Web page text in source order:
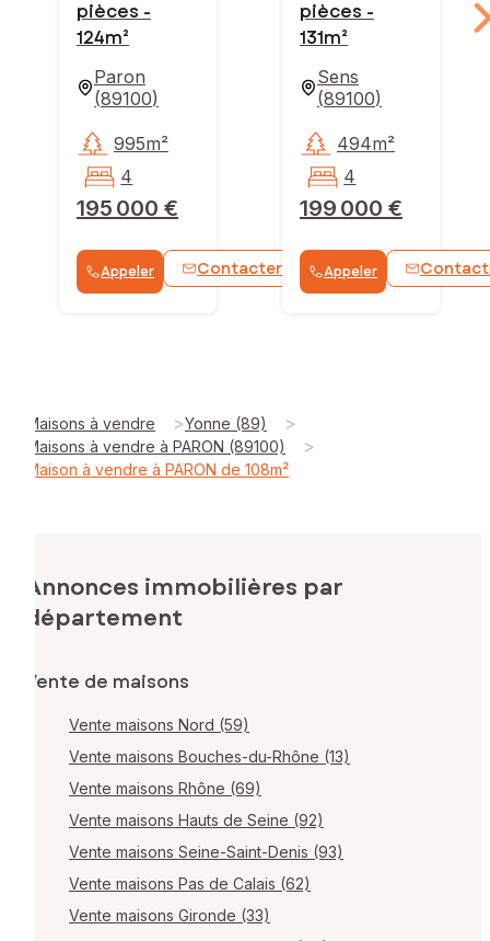
pièces -
124m²
Paron
(89100)
195 000 €
995m²
4
Appeler Contacter WhatsApp
pièces -
131m²
Sens
(89100)
199 000 €
494m²
4
Appeler
Maisons à vendre >Yonne (89) >
Maisons à vendre à PARON (89100) >
Maison à vendre à PARON de 108m²
Annonces immobilières par
département
Vente de maisons
Vente maisons Nord (59)
Vente maisons Bouches-du-Rhône (13)
Vente maisons Rhône (69)
Vente maisons Hauts de Seine (92)
Vente maisons Seine-Saint-Denis (93)
Vente maisons Pas de Calais (62)
Vente maisons Gironde (33)